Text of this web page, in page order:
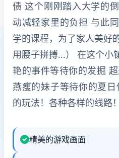
债 这个刚刚踏入大学的
动减轻家里的负担 与此
学的课程，为了家人美好
用腰子拼搏…） 在这个小
艳的事件等待你的发掘
燕瘦的妹子等待你的夏
的玩法！各种各样的线路！
精美的游戏画面